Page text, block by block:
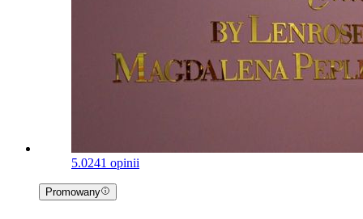
5.0241 opinii
Promowany